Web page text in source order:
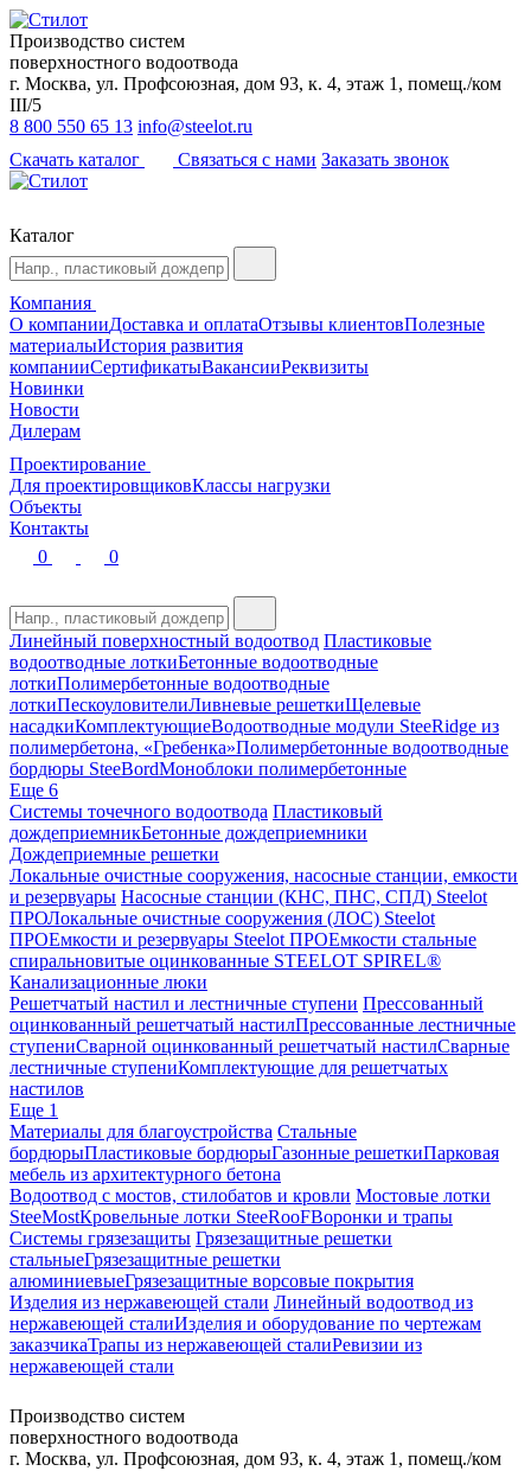
Производство систем
поверхностного водоотвода
г. Москва, ул. Профсоюзная, дом 93, к. 4, этаж 1, помещ./ком
III/5
8 800 550 65 13 info@steelot.ru
Скачать каталог
Связаться с нами Заказать звонок
Каталог
Компания
О компанииДоставка и оплатаОтзывы клиентовПолезные
материалыИстория развития
компанииСертификатыВакансииРеквизиты
Новинки
Новости
Дилерам
Проектирование
Для проектировщиковКлассы нагрузки
Объекты
Контакты
0
0
Линейный поверхностный водоотвод Пластиковые
водоотводные лоткиБетонные водоотводные
лоткиПолимербетонные водоотводные
лоткиПескоуловителиЛивневые решеткиЩелевые
насадкиКомплектующиеВодоотводные модули SteeRidge из
полимербетона, «Гребенка»Полимербетонные водоотводные
бордюры SteeBordМоноблоки полимербетонные
Еще 6
Системы точечного водоотвода Пластиковый
дождеприемникБетонные дождеприемники
Дождеприемные решетки
Локальные очистные сооружения, насосные станции, емкости
и резервуары Насосные станции (КНС, ПНС, СПД) Steelot
ПРОЛокальные очистные сооружения (ЛОС) Steelot
ПРОЕмкости и резервуары Steelot ПРОЕмкости стальные
спиральновитые оцинкованные STEELOT SPIREL®
Канализационные люки
Решетчатый настил и лестничные ступени Прессованный
оцинкованный решетчатый настилПрессованные лестничные
ступениСварной оцинкованный решетчатый настилСварные
лестничные ступениКомплектующие для решетчатых
настилов
Еще 1
Материалы для благоустройства Стальные
бордюрыПластиковые бордюрыГазонные решеткиПарковая
мебель из архитектурного бетона
Водоотвод с мостов, стилобатов и кровли Мостовые лотки
SteeMostКровельные лотки SteeRooFВоронки и трапы
Системы грязезащиты Грязезащитные решетки
стальныеГрязезащитные решетки
алюминиевыеГрязезащитные ворсовые покрытия
Изделия из нержавеющей стали Линейный водоотвод из
нержавеющей сталиИзделия и оборудование по чертежам
заказчикаТрапы из нержавеющей сталиРевизии из
нержавеющей стали
Производство систем
поверхностного водоотвода
г. Москва, ул. Профсоюзная, дом 93, к. 4, этаж 1, помещ./ком